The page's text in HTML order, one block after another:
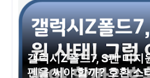
갤럭시Z폴드7, S펜 미지
펜을 써야 할까? 호환 스